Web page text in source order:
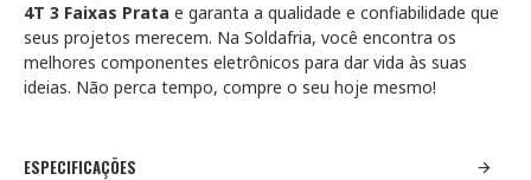
4T 3 Faixas Prata e garanta a qualidade e confiabilidade que
seus projetos merecem. Na Soldafria, você encontra os
melhores componentes eletrônicos para dar vida às suas
ideias. Não perca tempo, compre o seu hoje mesmo!
ESPECIFICAÇÕES